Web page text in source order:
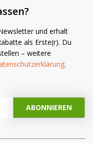
und erhalt
als Erste(r). Du
– weitere
.